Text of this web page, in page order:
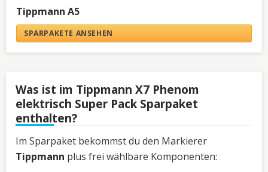
Tippmann A5
SPARPAKETE ANSEHEN
Was ist im Tippmann X7 Phenom
elektrisch Super Pack Sparpaket
enthalten?
Im Sparpaket bekommst du den Markierer
Tippmann plus frei wählbare Komponenten: